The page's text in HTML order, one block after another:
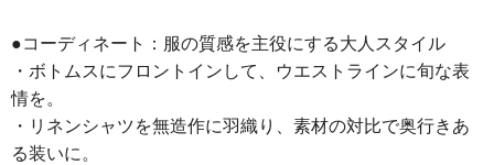
●コーディネート：服の質感を主役にする大人スタイル
・ボトムスにフロントインして、ウエストラインに旬な表
情を。
・リネンシャツを無造作に羽織り、素材の対比で奥行きあ
る装いに。